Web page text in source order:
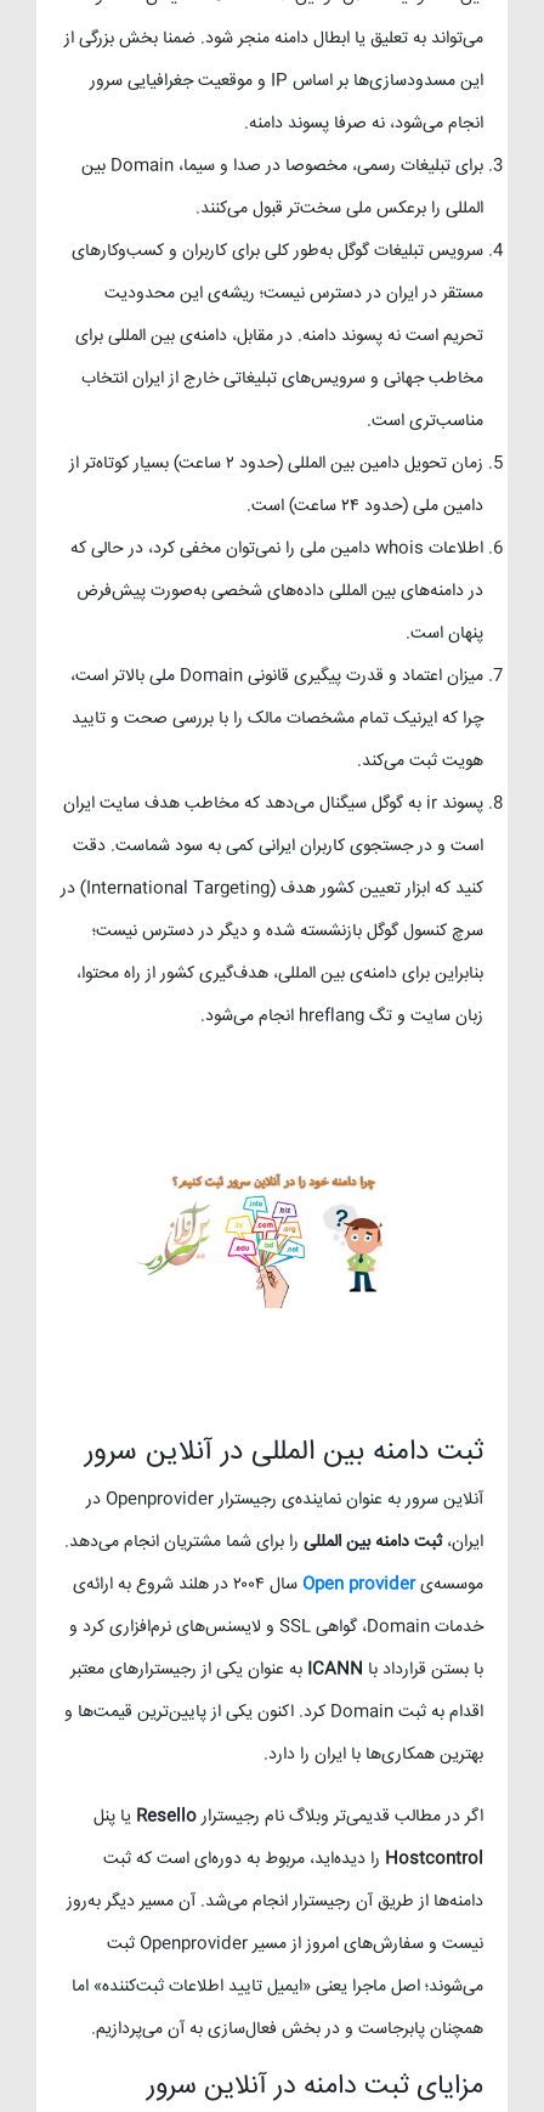
می‌تواند به تعلیق یا ابطال دامنه منجر شود. ضمنا بخش بزرگی از
این مسدودسازی‌ها بر اساس IP و موقعیت جغرافیایی سرور
انجام می‌شود، نه صرفا پسوند دامنه.
برای تبلیغات رسمی، مخصوصا در صدا و سیما، Domain بین
المللی را برعکس ملی سخت‌تر قبول می‌کنند.
سرویس تبلیغات گوگل به‌طور کلی برای کاربران و کسب‌وکارهای
مستقر در ایران در دسترس نیست؛ ریشه‌ی این محدودیت
تحریم است نه پسوند دامنه. در مقابل، دامنه‌ی بین المللی برای
مخاطب جهانی و سرویس‌های تبلیغاتی خارج از ایران انتخاب
مناسب‌تری است.
زمان تحویل دامین بین المللی (حدود ۲ ساعت) بسیار کوتاه‌تر از
دامین ملی (حدود ۲۴ ساعت) است.
اطلاعات whois دامین ملی را نمی‌توان مخفی کرد، در حالی که
در دامنه‌های بین المللی داده‌های شخصی به‌صورت پیش‌فرض
پنهان است.
میزان اعتماد و قدرت پیگیری قانونی Domain ملی بالاتر است،
چرا که ایرنیک تمام مشخصات مالک را با بررسی صحت و تایید
هویت ثبت می‌کند.
پسوند ir به گوگل سیگنال می‌دهد که مخاطب هدف سایت ایران
است و در جستجوی کاربران ایرانی کمی به سود شماست. دقت
کنید که ابزار تعیین کشور هدف (International Targeting) در
سرچ کنسول گوگل بازنشسته شده و دیگر در دسترس نیست؛
بنابراین برای دامنه‌ی بین المللی، هدف‌گیری کشور از راه محتوا،
زبان سایت و تگ hreflang انجام می‌شود.
ثبت دامنه بین المللی در آنلاین سرور
آنلاین سرور به عنوان نماینده‌ی رجیسترار Openprovider در
ایران،ثبت دامنه بین المللی را برای شما مشتریان انجام می‌دهد.
موسسه‌یOpen provider
سال ۲۰۰۴ در هلند شروع به ارائه‌ی
خدمات Domain، گواهی SSL و لایسنس‌های نرم‌افزاری کرد و
با بستن قرارداد با ICANN به عنوان یکی از رجیسترارهای معتبر
اقدام به ثبت Domain کرد. اکنون یکی از پایین‌ترین قیمت‌ها و
بهترین همکاری‌ها با ایران را دارد.
اگر در مطالب قدیمی‌تر وبلاگ نام رجیسترارResello یا پنل
Hostcontrol را دیده‌اید، مربوط به دوره‌ای است که ثبت
دامنه‌ها از طریق آن رجیسترار انجام می‌شد. آن مسیر دیگر به‌روز
نیست و سفارش‌های امروز از مسیر Openprovider ثبت
می‌شوند؛ اصل ماجرا یعنی «ایمیل تایید اطلاعات ثبت‌کننده» اما
همچنان پابرجاست و در بخش فعال‌سازی به آن می‌پردازیم.
مزایای ثبت دامنه در آنلاین سرور